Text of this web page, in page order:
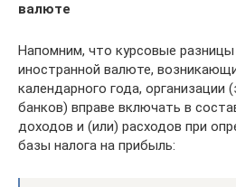
валюте
Напомним, что курсовые
иностранной валюте,
календарного года, организации
банков) вправе включать в
доходов и (или) расходов при
базы налога на прибыль: